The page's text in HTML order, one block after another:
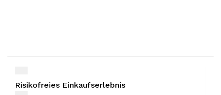
Risikofreies Einkaufserlebnis